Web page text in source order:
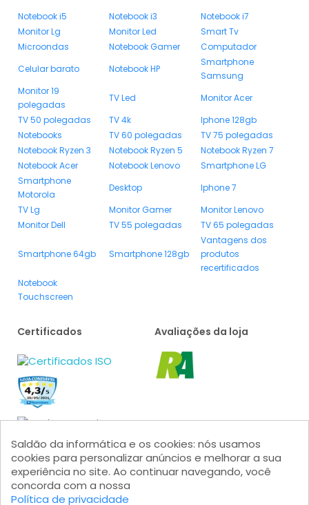
Notebook i5 Notebook i3
Notebook i7
Monitor Lg
Monitor Led
Smart Tv
Microondas
Notebook Gamer
Computador
Celular barato
Notebook HP
Smartphone
Samsung
Monitor 19
polegadas
TV Led
Monitor Acer
TV 50 polegadas
TV 4k
Iphone 128gb
Notebooks
TV 60 polegadas
TV 75 polegadas
Notebook Ryzen 3
Notebook Ryzen 5
Notebook Ryzen 7
Notebook Acer
Notebook Lenovo
Smartphone LG
Smartphone
Motorola
Desktop
Iphone 7
TV Lg
Monitor Gamer
Monitor Lenovo
Monitor Dell
TV 55 polegadas TV 65 polegadas
Smartphone 64gb Smartphone 128gb
Vantagens dos
produtos
recertificados
Notebook
Touchscreen
Certificados Avaliações da loja
Formas de pagamento
Saldão da informática e os cookies: nós usamos
cookies para personalizar anúncios e melhorar a sua
experiência no site. Ao continuar navegando, você
concorda com a nossa
Política de privacidade